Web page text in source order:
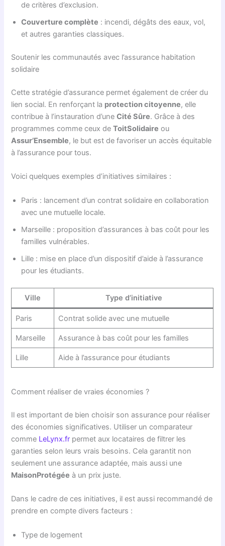
de critères d’exclusion.
Couverture complète : incendi, dégâts des eaux, vol,
et autres garanties classiques.
Soutenir les communautés avec l’assurance habitation
solidaire
Cette stratégie d’assurance permet également de créer du
lien social. En renforçant la protection citoyenne, elle
contribue à l’instauration d’uneCité Sûre. Grâce à des
programmes comme ceux deToitSolidaire ou
Assur’Ensemble, le but est de favoriser un accès équitable
à l’assurance pour tous.
Voici quelques exemples d’initiatives similaires :
Paris : lancement d’un contrat solidaire en collaboration
avec une mutuelle locale.
Marseille : proposition d’assurances à bas coût pour les
familles vulnérables.
Lille : mise en place d’un dispositif d’aide à l’assurance
pour les étudiants.
Ville Type d’initiative
Paris Contrat solide avec une mutuelle
Marseille Assurance à bas coût pour les familles
Lille Aide à l’assurance pour étudiants
Comment réaliser de vraies économies ?
Il est important de bien choisir son assurance pour réaliser
des économies significatives. Utiliser un comparateur
comme LeLynx.fr permet aux locataires de filtrer les
garanties selon leurs vrais besoins. Cela garantit non
seulement une assurance adaptée, mais aussi une
MaisonProtégée à un prix juste.
Dans le cadre de ces initiatives, il est aussi recommandé de
prendre en compte divers facteurs :
Type de logement